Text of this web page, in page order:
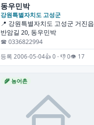
동우민박
강원특별자치도 고성군
📍 강원특별자치도 고성군 거진읍
반암길 20, 동우민박
☎ 0336822994
등록 2006-05-04👍 0 · 👎 0👁 17
🌾 농어촌